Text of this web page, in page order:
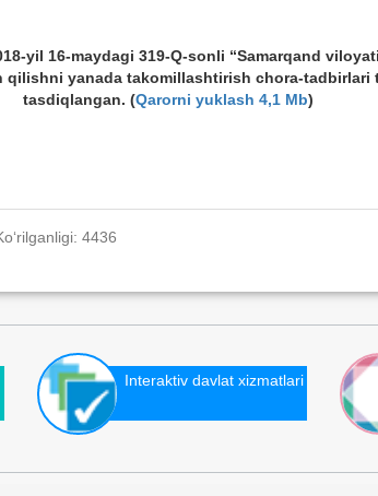
yil 16-maydagi 319-Q-sonli “Samarqand
qilishni yanada takomillashtirish chora-tadbirlari
tasdiqlangan. (Qarorni yuklash 4,1 Mb)
4436
Interaktiv davlat xizmatlari